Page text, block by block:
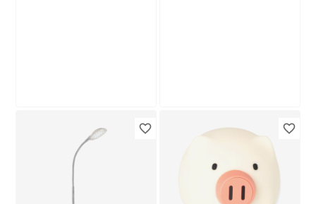
Tischleuchte 'Timmi'
€